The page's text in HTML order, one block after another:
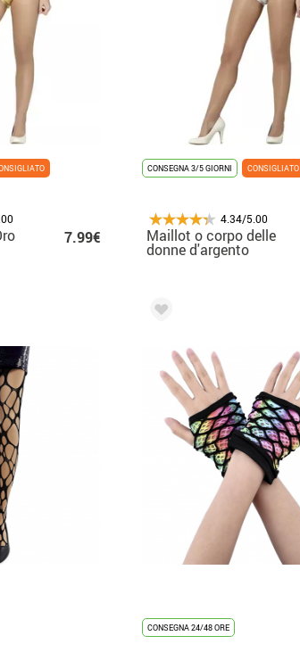
7.99€
CONSEGNA 3/5 GIORNI CONSIGLIATO
4.34/5.00
Maillot o corpo delle
donne d'argento
CONSEGNA 24/48 ORE